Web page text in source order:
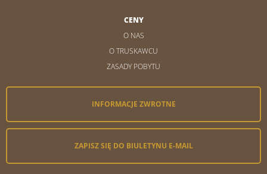
CENY
O NAS
O TRUSKAWCU
ZASADY POBYTU
INFORMACJE ZWROTNE
ZAPISZ SIĘ DO BIULETYNU E-MAIL